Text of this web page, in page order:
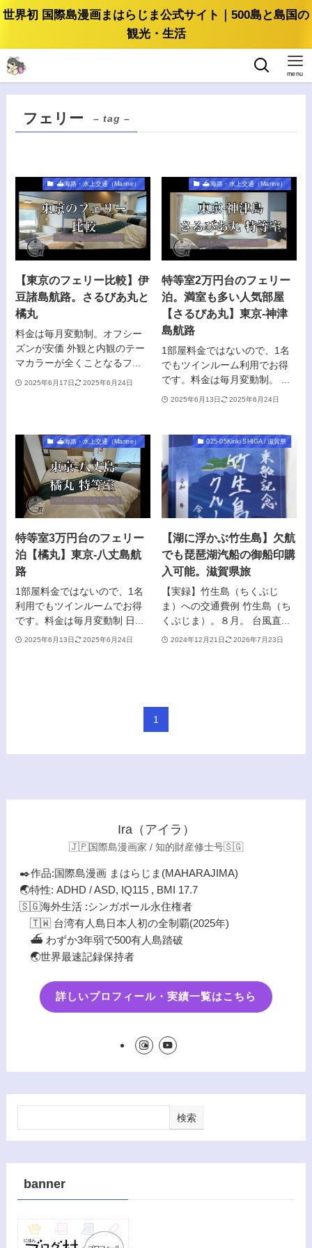
世界初 国際島漫画まはらじま公式サイト｜500島と島国の
観光・生活
menu
フェリー – tag –
⛴️海路・水上交通（Marine）
【東京のフェリー比較】伊
豆諸島航路。さるびあ丸と
橘丸
料金は毎月変動制。オフシー
ズンが安価 外観と内観のテー
マカラーが全くことなるフ...
2025年6月17日 2025年6月24日
⛴️海路・水上交通（Marine）
特等室2万円台のフェリー
泊。満室も多い人気部屋
【さるびあ丸】東京-神津
島航路
1部屋料金ではないので、1名
でもツインルーム利用でお得
です。料金は毎月変動制。 ...
2025年6月13日 2025年6月24日
⛴️海路・水上交通（Marine）
特等室3万円台のフェリー
泊【橘丸】東京-八丈島航
路
1部屋料金ではないので、1名
利用でもツインルームでお得
です。料金は毎月変動制 日...
2025年6月13日 2025年6月24日
025-05Kinki SHIGA / 滋賀県
【湖に浮かぶ竹生島】欠航
でも琵琶湖汽船の御船印購
入可能。滋賀県旅
【実録】竹生島（ちくぶじ
ま）への交通費例 竹生島（ち
くぶじま）。８月。 台風直...
2024年12月21日 2026年7月23日
1
Ira（アイラ）
🇯🇵国際島漫画家 / 知的財産修士号🇸🇬
✒️作品:国際島漫画 まはらじま(MAHARAJIMA)
🌏特性: ADHD / ASD, IQ115 , BMI 17.7
🇸🇬海外生活 :シンガポール永住権者
🇹🇼 台湾有人島日本人初の全制覇(2025年)
⛴️ わずか3年弱で500有人島踏破
🌏世界最速記録保持者
詳しいプロフィール・実績一覧はこちら
検索
banner